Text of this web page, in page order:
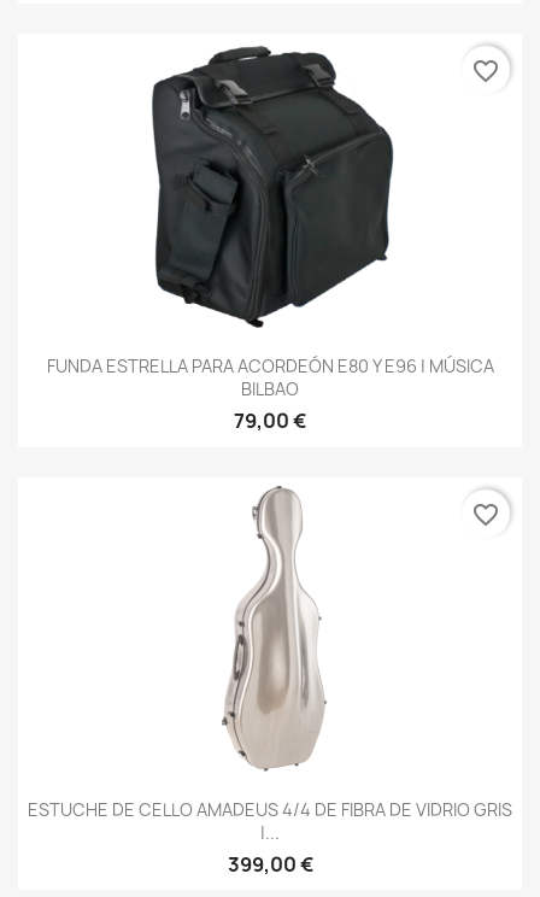
FUNDA ESTRELLA PARA ACORDEÓN E80 Y E96 | MÚSICA
BILBAO
79,00 €
favorite_border
ESTUCHE DE CELLO AMADEUS 4/4 DE FIBRA DE VIDRIO GRIS
|...
399,00 €
favorite_border